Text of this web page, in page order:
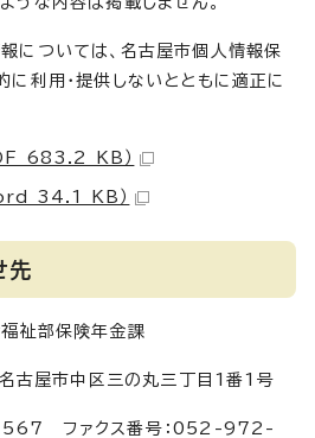
については、名古屋市個人情報保
に利用・提供しないとともに適正に
683.2 KB）
34.1 KB）
先
祉部保険年金課
屋市中区三の丸三丁目1番1号
ファクス番号：052-972-